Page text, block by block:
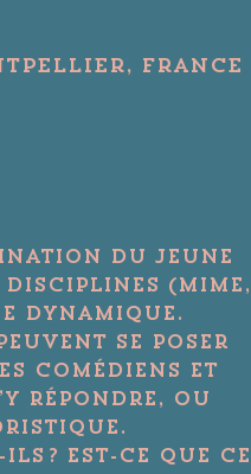
France
du jeune
(mime,
dynamique.
se poser
comédiens et
répondre, ou
? Est-ce que ce